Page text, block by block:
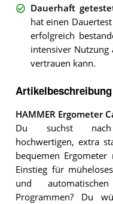
Dauerhaft
hat einen
erfolgreich
intensiver Nutzung
vertrauen kann.
Artikelbeschreibung
HAMMER Ergometer
Du suchst
hochwertigen, extra
bequemen
Einstieg für
und
Programmen? Du